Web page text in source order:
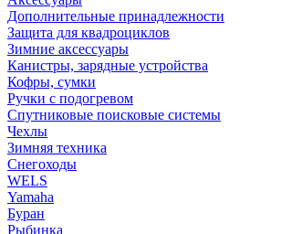
Дополнительные принадлежности
Защита для квадроциклов
Зимние аксессуары
Канистры, зарядные устройства
Кофры, сумки
Ручки с подогревом
Спутниковые поисковые системы
Чехлы
Зимняя техника
Снегоходы
WELS
Yamaha
Буран
Рыбинка